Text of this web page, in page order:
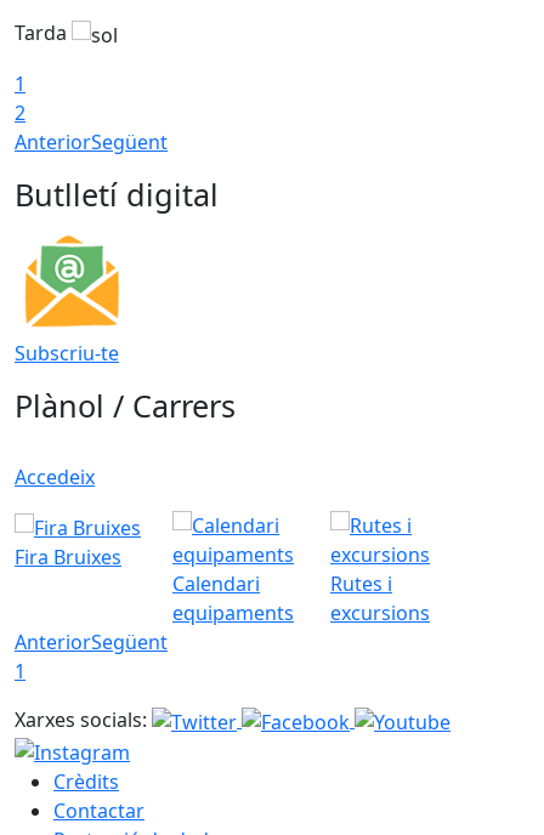
Tarda
1
2
AnteriorSegüent
Butlletí digital
Subscriu-te
Plànol / Carrers
Accedeix
Fira Bruixes
Calendari
equipaments
Rutes i
excursions
AnteriorSegüent
1
Xarxes socials:
Crèdits
Contactar